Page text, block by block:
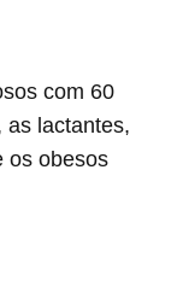
com 60
as lactantes,
os obesos